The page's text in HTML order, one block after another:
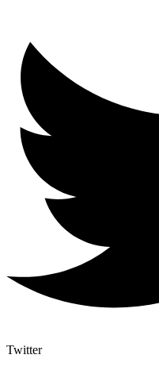
Twitter